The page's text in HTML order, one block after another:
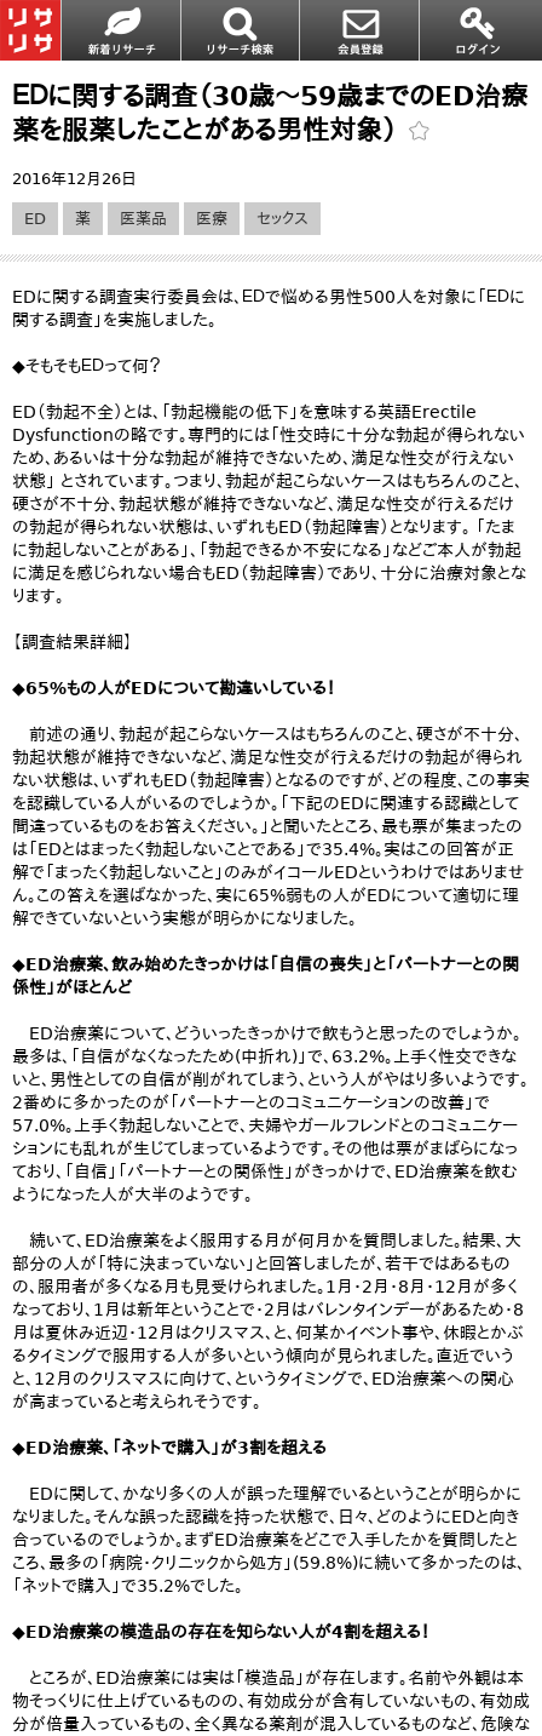
ＥＤに関する調査（30歳～59歳までのED治療
薬を服薬したことがある男性対象）
2016年12月26日
ED 薬 医薬品 医療 セックス
EDに関する調査実行委員会は、ＥＤで悩める男性500人を対象に「ＥＤに
関する調査」を実施しました。
◆そもそもＥＤって何？
ED（勃起不全）とは、「勃起機能の低下」を意味する英語Erectile
Dysfunctionの略です。専門的には「性交時に十分な勃起が得られない
ため、あるいは十分な勃起が維持できないため、満足な性交が行えない
状態」 とされています。つまり、勃起が起こらないケースはもちろんのこと、
硬さが不十分、勃起状態が維持できないなど、満足な性交が行えるだけ
の勃起が得られない状態は、いずれもED（勃起障害）となります。 「たま
に勃起しないことがある」、「勃起できるか不安になる」などご本人が勃起
に満足を感じられない場合もED（勃起障害）であり、十分に治療対象とな
ります。
【調査結果詳細】
◆65%もの人がEDについて勘違いしている！
前述の通り、勃起が起こらないケースはもちろんのこと、硬さが不十分、
勃起状態が維持できないなど、満足な性交が行えるだけの勃起が得られ
ない状態は、いずれもED（勃起障害）となるのですが、どの程度、この事実
を認識している人がいるのでしょうか。「下記のEDに関連する認識として
間違っているものをお答えください。」と聞いたところ、最も票が集まったの
は「EDとはまったく勃起しないことである」で35.4%。実はこの回答が正
解で「まったく勃起しないこと」のみがイコールEDというわけではありませ
ん。この答えを選ばなかった、実に65%弱もの人がEDについて適切に理
解できていないという実態が明らかになりました。
◆ED治療薬、飲み始めたきっかけは「自信の喪失」と「パートナーとの関
係性」がほとんど
ED治療薬について、どういったきっかけで飲もうと思ったのでしょうか。
最多は、「自信がなくなったため(中折れ)」で、63.2%。上手く性交できな
いと、男性としての自信が削がれてしまう、という人がやはり多いようです。
2番めに多かったのが「パートナーとのコミュニケーションの改善」で
57.0%。上手く勃起しないことで、夫婦やガールフレンドとのコミュニケー
ションにも乱れが生じてしまっているようです。その他は票がまばらになっ
ており、「自信」「パートナーとの関係性」がきっかけで、ED治療薬を飲む
ようになった人が大半のようです。
続いて、ED治療薬をよく服用する月が何月かを質問しました。結果、大
部分の人が「特に決まっていない」と回答しましたが、若干ではあるもの
の、服用者が多くなる月も見受けられました。1月・2月・8月・12月が多く
なっており、1月は新年ということで・2月はバレンタインデーがあるため・8
月は夏休み近辺・12月はクリスマス、と、何某かイベント事や、休暇とかぶ
るタイミングで服用する人が多いという傾向が見られました。直近でいう
と、12月のクリスマスに向けて、というタイミングで、ED治療薬への関心
が高まっていると考えられそうです。
◆ED治療薬、「ネットで購入」が3割を超える
EDに関して、かなり多くの人が誤った理解でいるということが明らかに
なりました。そんな誤った認識を持った状態で、日々、どのようにEDと向き
合っているのでしょうか。まずED治療薬をどこで入手したかを質問したと
ころ、最多の「病院・クリニックから処方」(59.8%)に続いて多かったのは、
「ネットで購入」で35.2%でした。
◆ED治療薬の模造品の存在を知らない人が4割を超える！
ところが、ED治療薬には実は「模造品」が存在します。名前や外観は本
物そっくりに仕上げているものの、有効成分が含有していないもの、有効成
分が倍量入っているもの、全く異なる薬剤が混入しているものなど、危険な